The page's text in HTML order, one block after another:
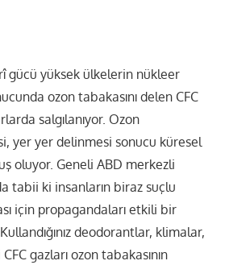
gücü yüksek ülkelerin nükleer
ozon tabakasını delen CFC
salgılanıyor. Ozon
yer yer delinmesi sonucu küresel
oluyor. Geneli ABD merkezli
tabii ki insanların biraz suçlu
için propagandaları etkili bir
deodorantlar, klimalar,
gazları ozon tabakasının